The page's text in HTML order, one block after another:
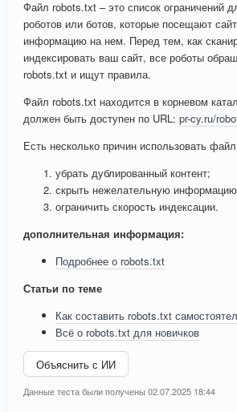
Файл robots.txt – это список ограничений
роботов или ботов, которые посещают
информацию на нем. Перед тем, как
индексировать ваш сайт, все роботы
robots.txt и ищут правила.
Файл robots.txt находится в корневом
должен быть доступен по URL: pr-cy.ru/
Есть несколько причин использовать
убрать дублированный контент;
скрыть нежелательную
ограничить скорость индексации.
дополнительная информация:
Подробнее о robots.txt
Статьи по теме
Как составить robots.txt
Всё о robots.txt для новичков
Объяснить с ИИ
Данные теста были получены 02.07.2025 18:44